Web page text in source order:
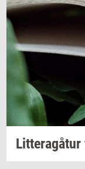
Lit­tera­gå­tur